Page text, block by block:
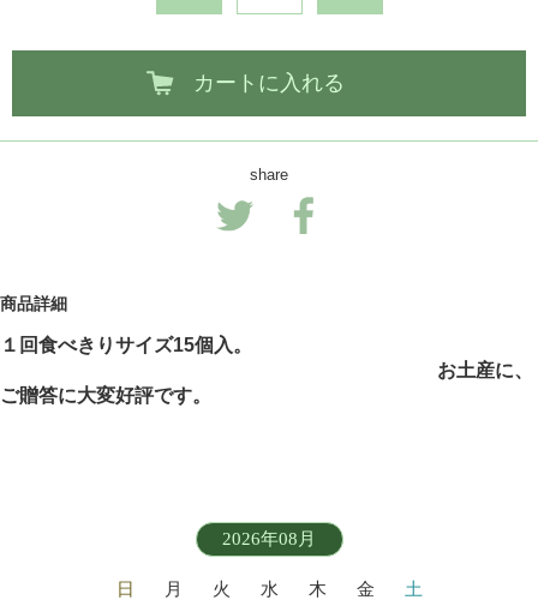
カートに入れる
share
商品詳細
１回食べきりサイズ15個入。
お土産に、
ご贈答に大変好評です。
2026年08月
日 月 火 水 木 金
土